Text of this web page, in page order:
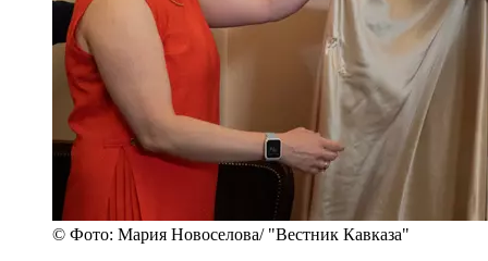
© Фото: Мария Новоселова/ "Вестник Кавказа"